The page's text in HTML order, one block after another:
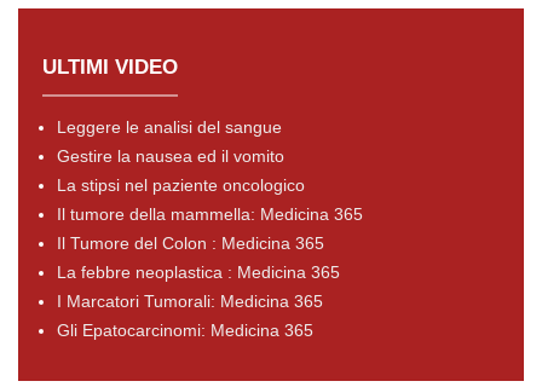
ULTIMI VIDEO
Leggere le analisi del sangue
Gestire la nausea ed il vomito
La stipsi nel paziente oncologico
Il tumore della mammella: Medicina 365
Il Tumore del Colon : Medicina 365
La febbre neoplastica : Medicina 365
I Marcatori Tumorali: Medicina 365
Gli Epatocarcinomi: Medicina 365